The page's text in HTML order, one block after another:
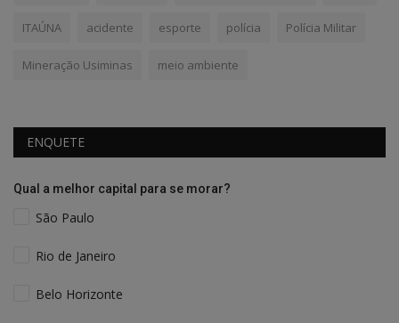
ITAÚNA acidente esporte polícia Polícia Militar
Mineração Usiminas meio ambiente
ENQUETE
Qual a melhor capital para se morar?
São Paulo
Rio de Janeiro
Belo Horizonte